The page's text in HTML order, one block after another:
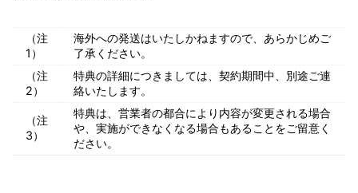
（注
1）
海外への発送はいたしかねますので、あらかじめご
了承ください。
（注
2）
特典の詳細につきましては、契約期間中、別途ご連
絡いたします。
（注
3）
特典は、営業者の都合により内容が変更される場合
や、実施ができなくなる場合もあることをご留意く
ださい。